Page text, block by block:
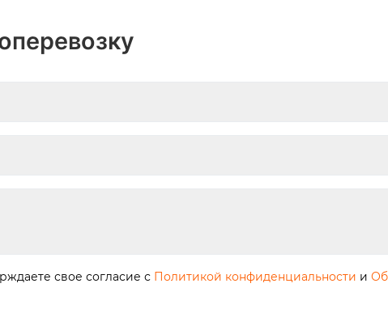
свое согласие с Политикой конфиденциальности и